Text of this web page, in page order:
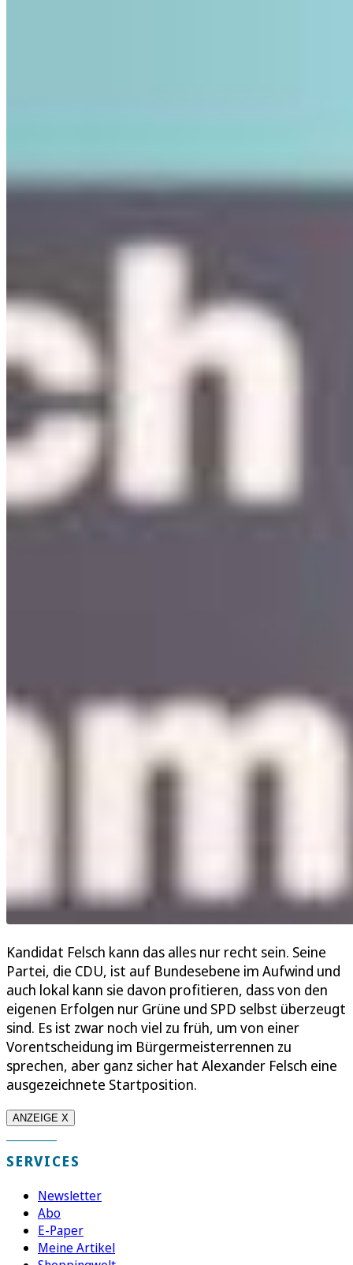
Kandidat Felsch kann das alles nur recht sein. Seine
Partei, die CDU, ist auf Bundesebene im Aufwind und
auch lokal kann sie davon profitieren, dass von den
eigenen Erfolgen nur Grüne und SPD selbst überzeugt
sind. Es ist zwar noch viel zu früh, um von einer
Vorentscheidung im Bürgermeisterrennen zu
sprechen, aber ganz sicher hat Alexander Felsch eine
ausgezeichnete Startposition.
ANZEIGE X
SERVICES
Newsletter
Abo
E-Paper
Meine Artikel